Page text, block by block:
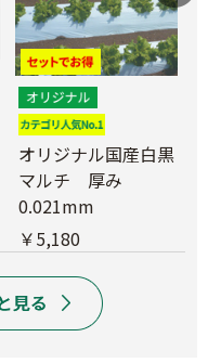
オリジナル国産白黒
マルチ 厚み
0.021mm
￥5,180